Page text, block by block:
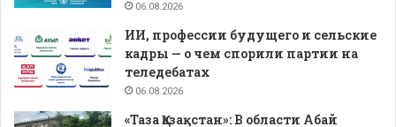
06.08.2026
ИИ, профессии будущего и сельские
кадры — о чем спорили партии на
теледебатах
06.08.2026
«Таза Қазақстан»: В области Абай